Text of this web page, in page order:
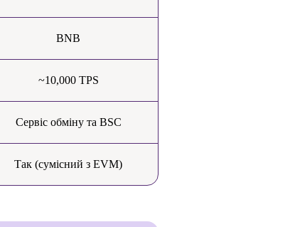
BNB
~10,000 TPS
Сервіс обміну та BSC
Так (сумісний з EVM)